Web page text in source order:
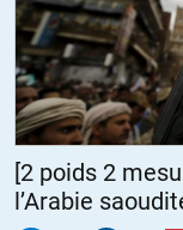
balthazar
L’auteur est
[2 poids 2
l’Arabie